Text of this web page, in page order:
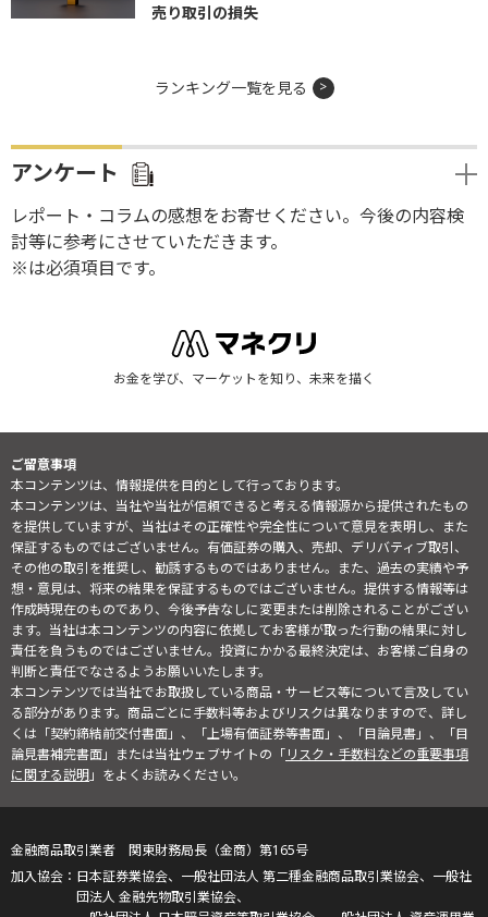
売り取引の損失
ランキング一覧を見る
アンケート
レポート・コラムの感想をお寄せください。今後の内容検
討等に参考にさせていただきます。
※は必須項目です。
お金を学び、マーケットを知り、未来を描く
ご留意事項
本コンテンツは、情報提供を目的として行っております。
本コンテンツは、当社や当社が信頼できると考える情報源から提供されたもの
を提供していますが、当社はその正確性や完全性について意見を表明し、また
保証するものではございません。有価証券の購入、売却、デリバティブ取引、
その他の取引を推奨し、勧誘するものではありません。また、過去の実績や予
想・意見は、将来の結果を保証するものではございません。提供する情報等は
作成時現在のものであり、今後予告なしに変更または削除されることがござい
ます。当社は本コンテンツの内容に依拠してお客様が取った行動の結果に対し
責任を負うものではございません。投資にかかる最終決定は、お客様ご自身の
判断と責任でなさるようお願いいたします。
本コンテンツでは当社でお取扱している商品・サービス等について言及してい
る部分があります。商品ごとに手数料等およびリスクは異なりますので、詳し
くは「契約締結前交付書面」、「上場有価証券等書面」、「目論見書」、「目
論見書補完書面」または当社ウェブサイトの「リスク・手数料などの重要事項
に関する説明」をよくお読みください。
金融商品取引業者 関東財務局長（金商）第165号
日本証券業協会、一般社団法人 第二種金融商品取引業協会、一般社
団法人 金融先物取引業協会、